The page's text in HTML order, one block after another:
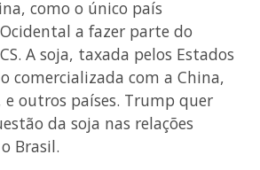
como o único país
a fazer parte do
A soja, taxada pelos Estados
comercializada com a China,
e outros países. Trump quer
da soja nas relações
Brasil.